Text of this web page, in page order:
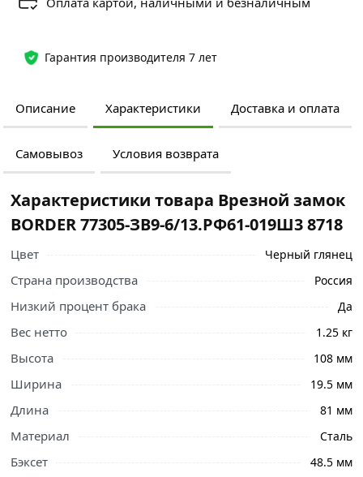
Гарантия производителя 7 лет
Описание Характеристики Доставка и оплата
Самовывоз Условия возврата
Характеристики товара Врезной замок
BORDER 77305-ЗВ9-6/13.РФ61-019Ш3 8718
Цвет Черный глянец
Страна производства Россия
Низкий процент брака Да
Вес нетто 1.25 кг
Высота 108 мм
Ширина 19.5 мм
Длина 81 мм
Материал Сталь
Бэксет 48.5 мм